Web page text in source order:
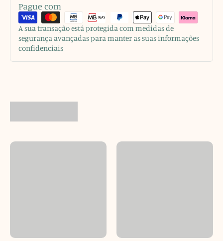
Pague com
A sua transação está protegida com medidas de
segurança avançadas para manter as suas informações
confidenciais